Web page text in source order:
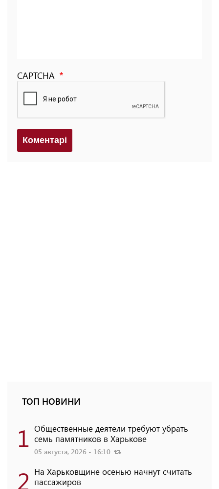
CAPTCHA
Коментарi
ТОП НОВИНИ
1 Общественные деятели требуют убрать
семь памятников в Харькове
05 августа, 2026 - 16:10
2 На Харьковщине осенью начнут считать
пассажиров